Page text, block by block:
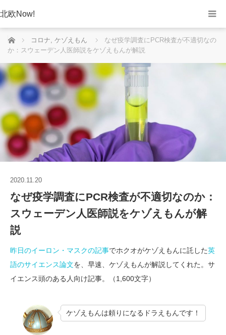
北欧Now!
ホーム コロナ, ケゾえもん
なぜ疫学調査にPCR検査が不適切なの
か：スウェーデン人医師説をケゾえもんが解説
2020.11.20
なぜ疫学調査にPCR検査が不適切なのか：
スウェーデン人医師説をケゾえもんが解
説
昨日のイーロン・マスクの記事でホクオがケゾえもんに託した英
語のサイエンス論文を、早速、ケゾえもんが解説してくれた。サ
イエンス頭のある人向け記事。（1,600文字）
ケゾえもんは頼りになるドラえもんです！